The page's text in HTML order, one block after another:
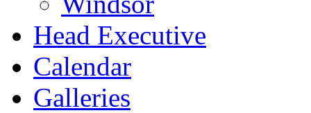
Head Executive
Calendar
Galleries